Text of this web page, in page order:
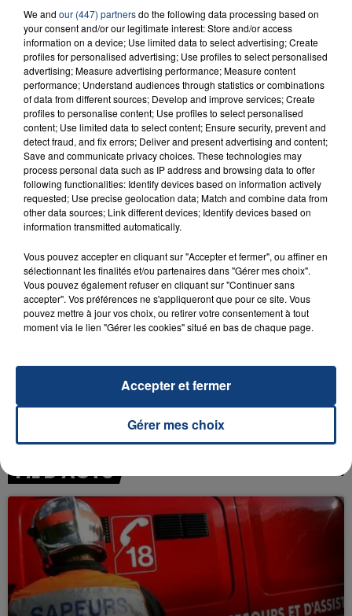
Young, Wild & Free
SNOOP DOGG & WIZ KHALIFA
RADIO CONTACT
FIL D'ACTU
We and our (447) partnersdo the following data processing based on
your consent and/or our legitimate interest: Store and/or access
information on a device; Use limited data to select advertising; Create
profiles for personalised advertising; Use profiles to select personalised
advertising; Measure advertising performance; Measure content
performance; Understand audiences through statistics or combinations
of data from different sources; Develop and improve services; Create
profiles to personalise content; Use profiles to select personalised
content; Use limited data to select content; Ensure security, prevent and
detect fraud, and fix errors; Deliver and present advertising and content;
Save and communicate privacy choices. These technologies may
process personal data such as IP address and browsing data to offer
following functionalities: Identify devices based on information actively
requested; Use precise geolocation data; Match and combine data from
other data sources; Link different devices; Identify devices based on
information transmitted automatically.
Vous pouvez accepter en cliquant sur "Accepter et fermer", ou affiner en
sélectionnant les finalités et/ou partenaires dans "Gérer mes choix".
Vous pouvez également refuser en cliquant sur "Continuer sans
accepter". Vos préférences ne s'appliqueront que pour ce site. Vous
pouvez mettre à jour vos choix, ou retirer votre consentement à tout
moment via le lien "Gérer les cookies" situé en bas de chaque page.
Gérer mes choix
Accepter et fermer